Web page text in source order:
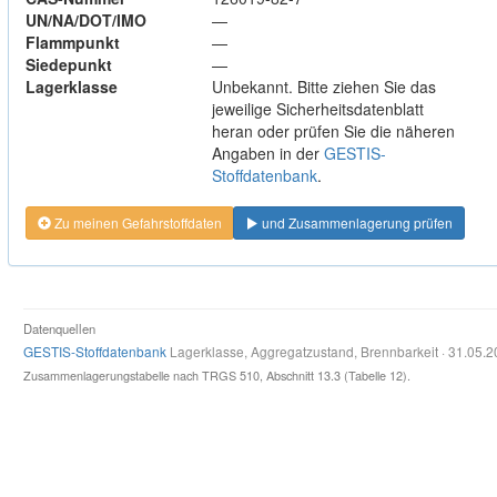
UN/NA/DOT/IMO
—
Flammpunkt
—
Siedepunkt
—
Lagerklasse
Unbekannt. Bitte ziehen Sie das
jeweilige Sicherheitsdatenblatt
heran oder prüfen Sie die näheren
Angaben in der GESTIS-
Stoffdatenbank.
Zu meinen Gefahrstoffdaten und Zusammenlagerung prüfen
Datenquellen
GESTIS-Stoffdatenbank Lagerklasse, Aggregatzustand, Brennbarkeit ·
Zusammenlagerungstabelle nach TRGS 510, Abschnitt 13.3 (Tabelle 12).